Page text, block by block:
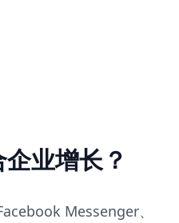
业增长？
Messenger、